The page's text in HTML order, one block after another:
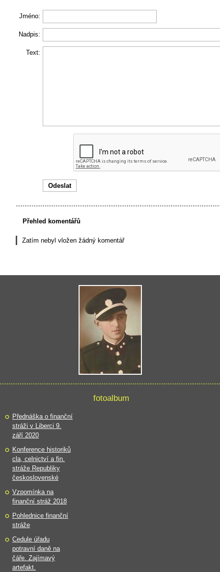
Jméno:
Nadpis:
Text:
Přehled komentářů
Zatím nebyl vložen žádný komentář
fotoalbum
Přednáška o finanční
stráži v Liberci 9.
září 2020
Konference historiků
cla, celnictví a fin.
stráže Republiky
československé
Vzpomínka na
finanční stráž 2018
Pohlednice finanční
stráže
Cedule úřadu
potravní daně na
čáře. Zajímavý
artefakt.